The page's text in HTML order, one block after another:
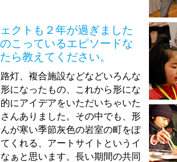
クトも２年が過ぎました
こっているエピソードな
ら教えてください。
灯、複合施設などなどいろんな
になったもの、これから形にな
にアイデアをいただいちゃいた
んありました。その中でも、形
が寒い季節灰色の岩室の町をぽ
くれる、アートサイトというイ
ぁと思います。長い期間の共同